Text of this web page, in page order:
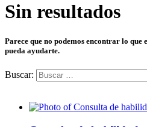
Sin resultados
Parece que no podemos encontrar lo que
pueda ayudarte.
Buscar: